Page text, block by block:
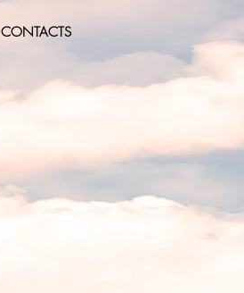
CONTACTS